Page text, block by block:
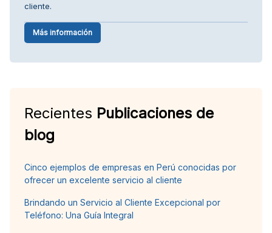
cliente.
Más información
Recientes Publicaciones de
blog
Cinco ejemplos de empresas en Perú conocidas por
ofrecer un excelente servicio al cliente
Brindando un Servicio al Cliente Excepcional por
Teléfono: Una Guía Integral